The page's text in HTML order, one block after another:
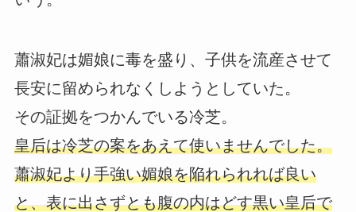
蕭淑妃は媚娘に毒を盛り、子供を流産させて
長安に留められなくしようとしていた。
その証拠をつかんでいる冷芝。
皇后は冷芝の案をあえて使いませんでした。
蕭淑妃より手強い媚娘を陥れられれば良い
と、表に出さずとも腹の内はどす黒い皇后で